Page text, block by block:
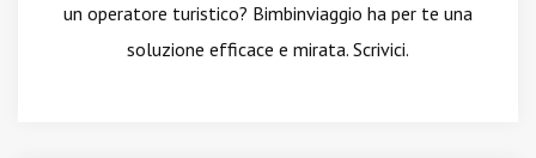
un operatore turistico? Bimbinviaggio ha per te una
soluzione efficace e mirata. Scrivici.